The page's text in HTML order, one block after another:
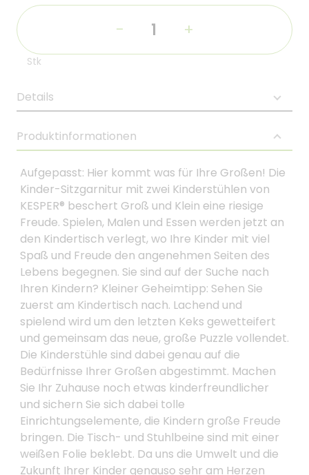
- +
Stk
Details
Produktinformationen
Aufgepasst: Hier kommt was für Ihre Großen! Die
Kinder-Sitzgarnitur mit zwei Kinderstühlen von
KESPER® beschert Groß und Klein eine riesige
Freude. Spielen, Malen und Essen werden jetzt an
den Kindertisch verlegt, wo Ihre Kinder mit viel
Spaß und Freude den angenehmen Seiten des
Lebens begegnen. Sie sind auf der Suche nach
Ihren Kindern? Kleiner Geheimtipp: Sehen Sie
zuerst am Kindertisch nach. Lachend und
spielend wird um den letzten Keks gewetteifert
und gemeinsam das neue, große Puzzle vollendet.
Die Kinderstühle sind dabei genau auf die
Bedürfnisse Ihrer Großen abgestimmt. Machen
Sie Ihr Zuhause noch etwas kinderfreundlicher
und sichern Sie sich dabei tolle
Einrichtungselemente, die Kindern große Freude
bringen. Die Tisch- und Stuhlbeine sind mit einer
weißen Folie beklebt. Da uns die Umwelt und die
Zukunft Ihrer Kinder genauso sehr am Herzen